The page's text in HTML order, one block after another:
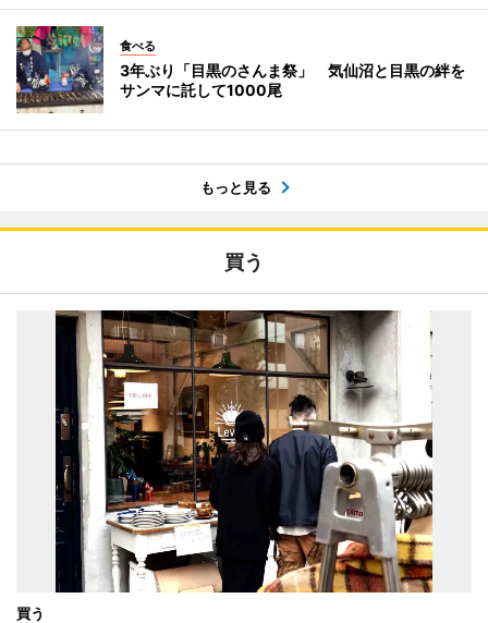
食べる
3年ぶり「目黒のさんま祭」 気仙沼と目黒の絆を
サンマに託して1000尾
もっと見る
買う
買う